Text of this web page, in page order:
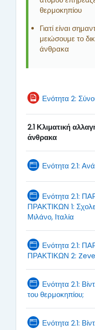
θερμοκηπίου
Γιατί είναι
μειώσουμε το
άνθρακα
Ενότητα 2:
2.1 Κλιματική
άνθρακα
Ενότητα 2.1:
Ενότητα 2.1:
ΠΡΑΚΤΙΚΩΝ 1:
Μιλάνο, ΙταλίαPage
Ενότητα 2.1:
ΠΡΑΚΤΙΚΩΝ 2:
Ενότητα 2.1:
του θερμοκηπίου;
Ενότητα 2.1: